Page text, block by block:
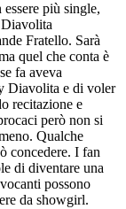
più single,
Fratello. Sarà
quel che conta è
fa aveva
Diavolita e di voler
recitazione e
però non si
Qualche
concedere. I fan
di diventare una
possono
da showgirl.